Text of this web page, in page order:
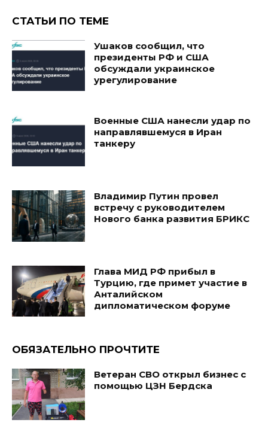
СТАТЬИ ПО ТЕМЕ
Ушаков сообщил, что
президенты РФ и США
обсуждали украинское
урегулирование
Военные США нанесли удар по
направлявшемуся в Иран
танкеру
Владимир Путин провел
встречу с руководителем
Нового банка развития БРИКС
Глава МИД РФ прибыл в
Турцию, где примет участие в
Анталийском
дипломатическом форуме
ОБЯЗАТЕЛЬНО ПРОЧТИТЕ
Ветеран СВО открыл бизнес с
помощью ЦЗН Бердска